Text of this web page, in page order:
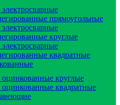
прямоугольные
круглые
квадратные
круглые
квадратные